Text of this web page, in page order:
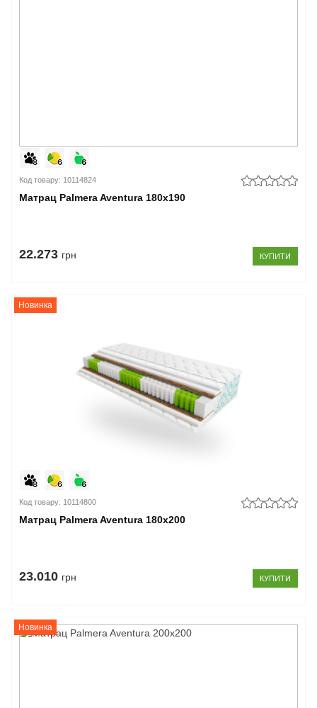
Код товару: 10114824
Матрац Palmera Aventura 180x190
22.273 грн КУПИТИ
Новинка
Код товару: 10114800
Матрац Palmera Aventura 180x200
23.010 грн КУПИТИ
Новинка